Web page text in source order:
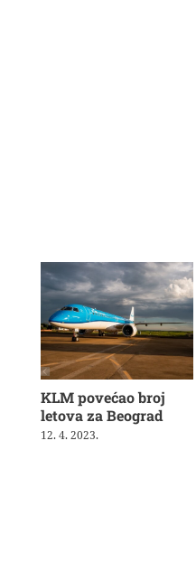
KLM povećao broj
letova za Beograd
12. 4. 2023.